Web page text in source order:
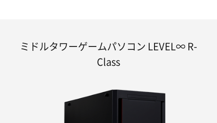
ミドルタワーゲームパソコン LEVEL∞ R-
Class